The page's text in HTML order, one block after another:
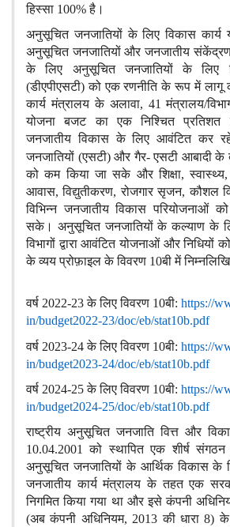
हिस्सा 100% है।
अनुसूचित जनजातियों के लिए विकास कार्य
अनुसूचित जनजातियों और जनजातीय संकेंद्रण
के लिए अनुसूचित जनजातियों के लिए
(डीएपीएसटी) को एक रणनीति के रूप में लागू
कार्य मंत्रालय के अलावा, 41 मंत्रालय/
योजना बजट का एक निश्चित प्रतिशत
जनजातीय विकास के लिए आवंटित कर
जनजातियों (एसटी) और गैर- एसटी आबादी के
को कम किया जा सके और शिक्षा,
आवास, विद्युतीकरण, रोजगार सृजन, कौशल
विभिन्न जनजातीय विकास परियोजनाओं को
सके। अनुसूचित जनजातियों के कल्याण के
विभागों द्वारा आवंटित योजनाओं और निधियों
के व्यय प्रोफ़ाइल के विवरण 10बी में
वर्ष 2022-23 के लिए विवरण 10बी: https://
in/budget2022-23/doc/eb/stat10b.pdf
वर्ष 2023-24 के लिए विवरण 10बी: https://
in/budget2023-24/doc/eb/stat10b.pdf
वर्ष 2024-25 के लिए विवरण 10बी: https://
in/budget2024-25/doc/eb/stat10b.pdf
राष्ट्रीय अनुसूचित जनजाति वित्त और
10.04.2001 को स्थापित एक शीर्ष
अनुसूचित जनजातियों के आर्थिक विकास के
जनजातीय कार्य मंत्रालय के तहत एक
निगमित किया गया था और इसे कंपनी
(अब कंपनी अधिनियम, 2013 की धारा 8)